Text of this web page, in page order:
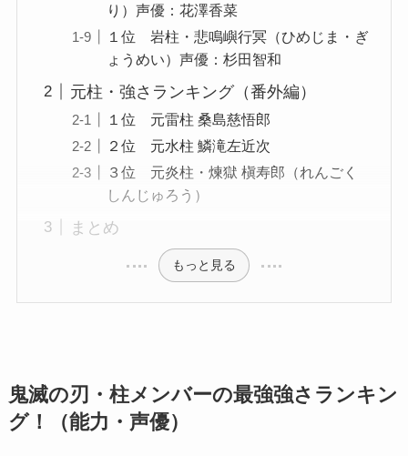
り）声優：花澤香菜
１位 岩柱・悲鳴嶼行冥（ひめじま・ぎ
ょうめい）声優：杉田智和
元柱・強さランキング（番外編）
１位 元雷柱 桑島慈悟郎
２位 元水柱 鱗滝左近次
３位 元炎柱・煉獄 槇寿郎（れんごく
しんじゅろう）
まとめ
もっと見る
鬼滅の刃・柱メンバーの最強強さランキン
グ！（能力・声優）